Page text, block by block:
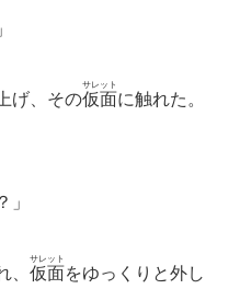
げ、その仮面
サレット
に触れた。
」
仮面
サレット
をゆっくりと外し